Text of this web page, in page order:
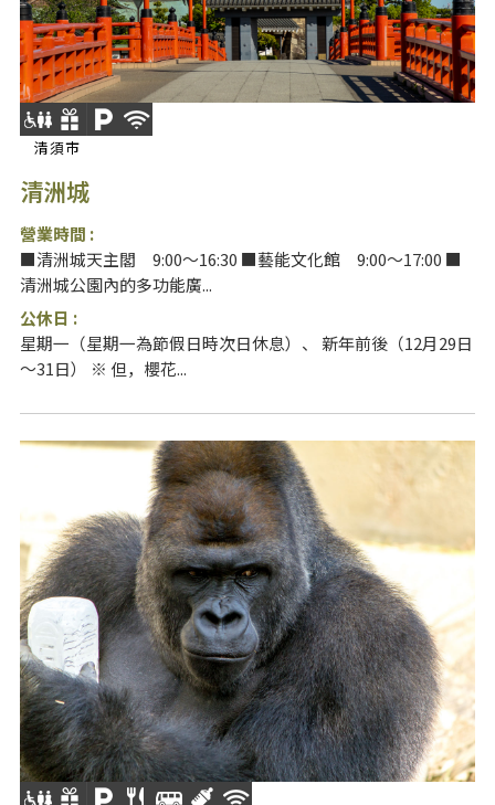
清須市
清洲城
營業時間 :
■清洲城天主閣 9:00～16:30 ■藝能文化館 9:00～17:00 ■
清洲城公園內的多功能廣...
公休日 :
星期一（星期一為節假日時次日休息）、 新年前後（12月29日
～31日） ※ 但，櫻花...